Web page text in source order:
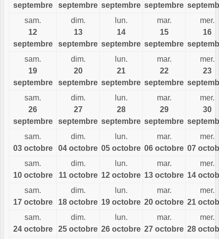
septembre
septembre septembre septembre
sam.
12
septembre
dim.
13
septembre
lun.
14
septembre
mar.
15
septembre
mer.
16
sam.
19
septembre
dim.
20
septembre
lun.
21
septembre
mar.
22
septembre
mer.
23
sam.
26
septembre
dim.
27
septembre
lun.
28
septembre
mar.
29
septembre
mer.
30
sam.
03 octobre
dim.
04 octobre
lun.
05 octobre
mar.
06 octobre
mer.
07
sam.
10 octobre
dim.
11 octobre
lun.
12 octobre
mar.
13 octobre
mer.
14
sam.
17 octobre
dim.
18 octobre
lun.
19 octobre
mar.
20 octobre
mer.
21
sam.
24 octobre
dim.
25 octobre
lun.
26 octobre
mar.
27 octobre
mer.
28